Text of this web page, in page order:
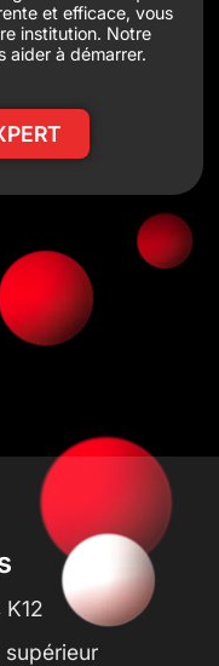
et efficace, vous
institution. Notre
aider à démarrer.